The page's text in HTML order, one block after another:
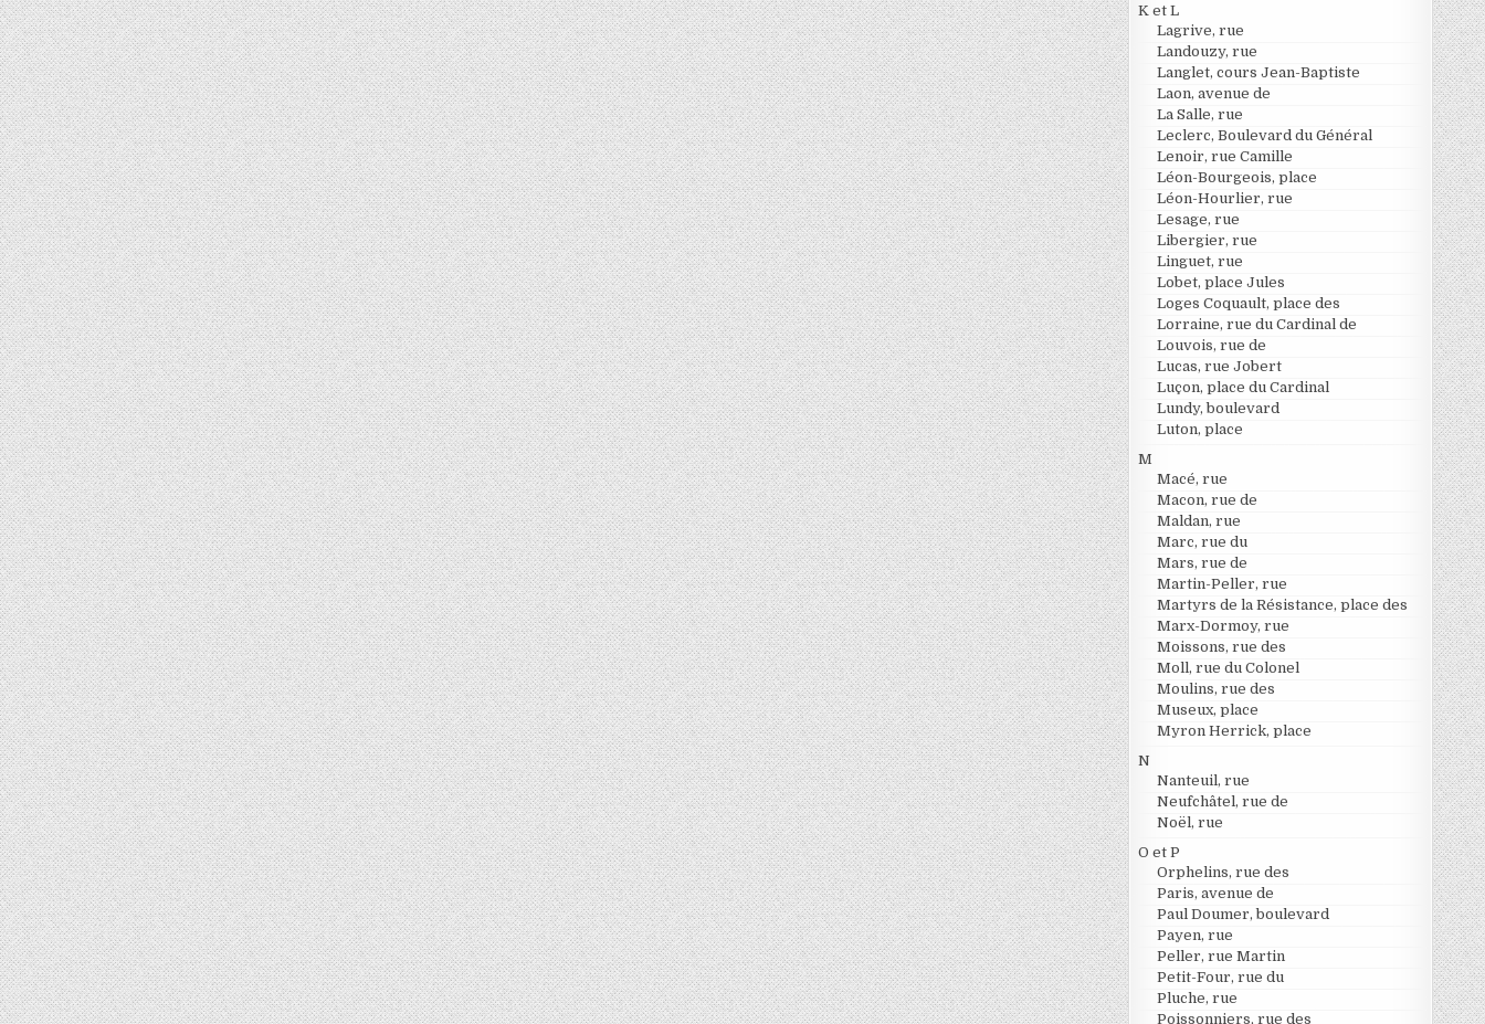
K et L
Lagrive, rue
Landouzy, rue
Langlet, cours Jean-Baptiste
Laon, avenue de
La Salle, rue
Leclerc, Boulevard du Général
Lenoir, rue Camille
Léon-Bourgeois, place
Léon-Hourlier, rue
Lesage, rue
Libergier, rue
Linguet, rue
Lobet, place Jules
Loges Coquault, place des
Lorraine, rue du Cardinal de
Louvois, rue de
Lucas, rue Jobert
Luçon, place du Cardinal
Lundy, boulevard
Luton, place
M
Macé, rue
Macon, rue de
Maldan, rue
Marc, rue du
Mars, rue de
Martin-Peller, rue
Martyrs de la Résistance, place des
Marx-Dormoy, rue
Moissons, rue des
Moll, rue du Colonel
Moulins, rue des
Museux, place
Myron Herrick, place
N
Nanteuil, rue
Neufchâtel, rue de
Noël, rue
O et P
Orphelins, rue des
Paris, avenue de
Paul Doumer, boulevard
Payen, rue
Peller, rue Martin
Petit-Four, rue du
Pluche, rue
Poissonniers, rue des